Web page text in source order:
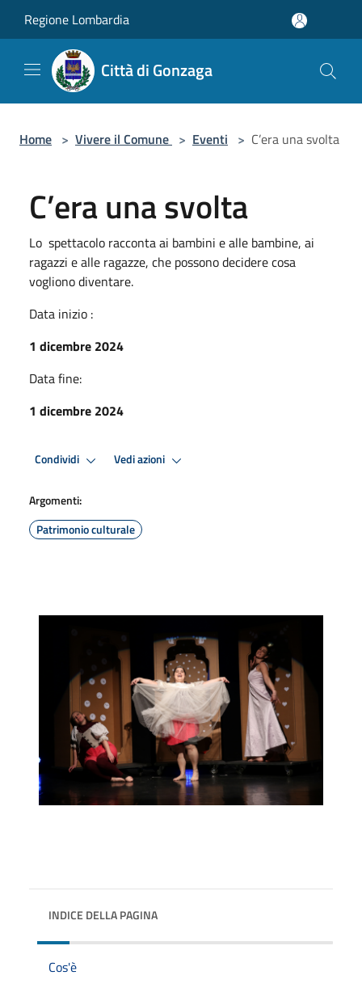
Regione Lombardia
Città di Gonzaga
Home > Vivere il Comune > Eventi > C’era una svolta
C’era una svolta
Lo spettacolo racconta ai bambini e alle bambine, ai
ragazzi e alle ragazze, che possono decidere cosa
vogliono diventare.
Data inizio :
1 dicembre 2024
Data fine:
1 dicembre 2024
Condividi Vedi azioni
Argomenti:
Patrimonio culturale
INDICE DELLA PAGINA
Cos'è